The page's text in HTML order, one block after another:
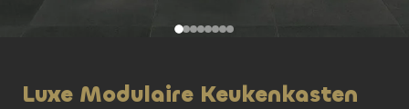
Luxe Modulaire Keukenkasten